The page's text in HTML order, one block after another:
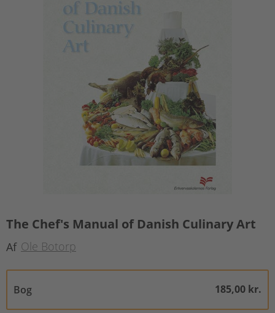
The Chef's Manual of Danish Culinary Art
Af Ole Botorp
Bog 185,00 kr.